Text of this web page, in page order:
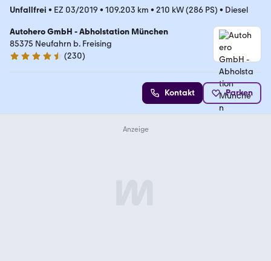
Unfallfrei • EZ 03/2019 • 109.203 km • 210 kW (286 PS) • Diesel
Autohero GmbH - Abholstation München
85375 Neufahrn b. Freising
4.4 Sterne
(230)
Kontakt Parken